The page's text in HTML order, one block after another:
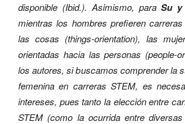
disponible (Ibid.). Asimismo, paraSu y
mientras los hombres prefieren
las cosas (things-orientation), las
orientadas hacia las personas (people-
los autores, si buscamos comprender la
femenina en carreras STEM, es
intereses, pues tanto la elección entre
STEM (como la ocurrida entre